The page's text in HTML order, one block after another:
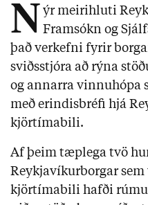
N ýr meirihluti
Framsókn og
það verkefni fyrir
sviðsstjóra að rýna
og annarra vinnuhópa
með erindisbréfi hjá
kjörtímabili.
Af þeim tæplega tvö
Reykjavíkurborgar
kjörtímabili hafði